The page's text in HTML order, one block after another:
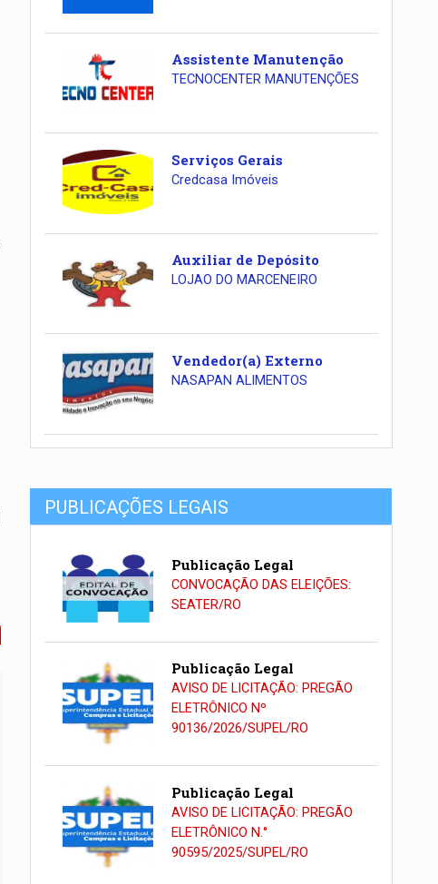
Assistente Manutenção
TECNOCENTER MANUTENÇÕES
Serviços Gerais
Credcasa Imóveis
Auxiliar de Depósito
LOJAO DO MARCENEIRO
Vendedor(a) Externo
NASAPAN ALIMENTOS
PUBLICAÇÕES LEGAIS
Publicação Legal
CONVOCAÇÃO DAS ELEIÇÕES:
SEATER/RO
Publicação Legal
AVISO DE LICITAÇÃO: PREGÃO
ELETRÔNICO Nº
90136/2026/SUPEL/RO
Publicação Legal
AVISO DE LICITAÇÃO: PREGÃO
ELETRÔNICO N.°
90595/2025/SUPEL/RO